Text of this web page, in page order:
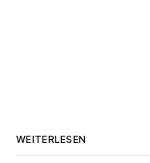
WEITERLESEN